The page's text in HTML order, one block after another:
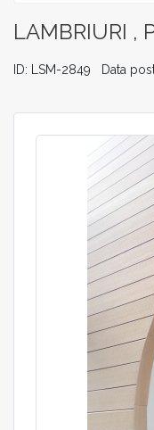
LAMBRIURI ,
ID: LSM-2849 Data